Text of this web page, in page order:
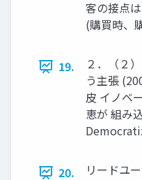
客の接点
(購買時、
19.
２．（２
う主張
皮 イノベ
恵が 組み
20.
リードユ